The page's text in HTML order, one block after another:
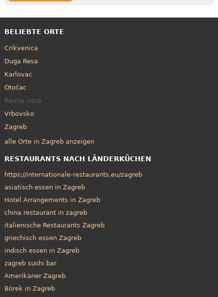
BELIEBTE ORTE
Crikvenica
Duga Resa
Karlovac
Otočac
Ravna Gora
Vrbovsko
Zagreb
alle Orte in Zagreb anzeigen
RESTAURANTS NACH LÄNDERKÜCHEN
https://internationale-restaurants.eu/zagreb
asiatisch essen in Zagreb
Hotel Arrangements in Zagreb
china restaurant in zagreb
italienische Restaurants Zagreb
griechisch essen Zagreb
indisch essen in Zagreb
zagreb sushi bar
Amerikaner Zagreb
Börek in Zagreb